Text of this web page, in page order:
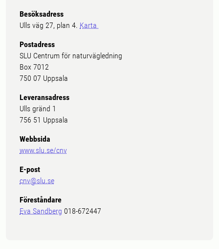
Besöksadress
Ulls väg 27, plan 4. Karta
Postadress
SLU Centrum för naturvägledning
Box 7012
750 07 Uppsala
Leveransadress
Ulls gränd 1
756 51 Uppsala
Webbsida
www.slu.se/cnv
E-post
cnv@slu.se
Föreståndare
Eva Sandberg 018-672447